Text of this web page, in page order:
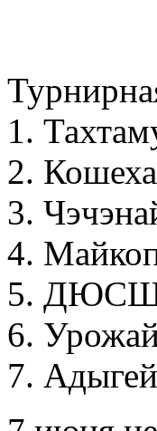
1.
2.
3.
4.
5. ДЮСШ
6.
7.